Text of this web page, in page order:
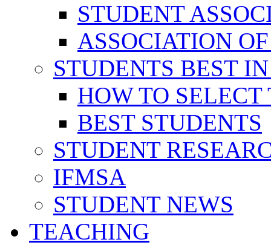
STUDENT
ASSOCIATION
STUDENTS BEST
HOW TO SELECT
BEST STUDENTS
STUDENT
IFMSA
STUDENT NEWS
TEACHING